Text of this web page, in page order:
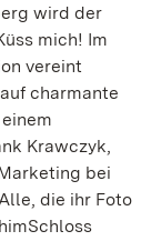
wird der
mich! Im
vereint
charmante
Krawczyk,
bei
die ihr Foto